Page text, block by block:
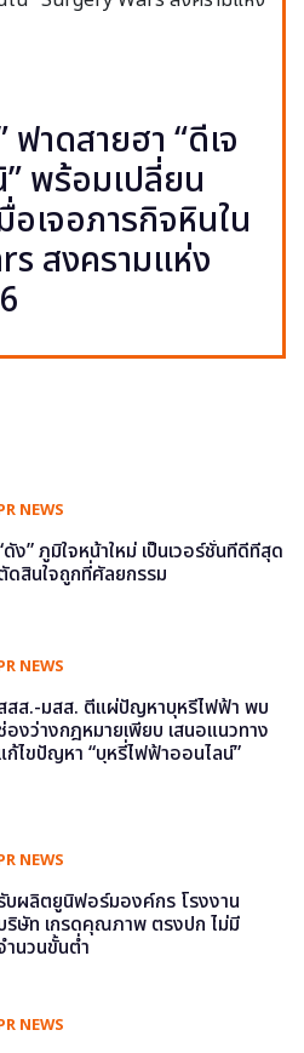
ฟาดสายฮา “ดีเจ
พร้อมเปลี่ยน
อเจอภารกิจหินใน
สงครามแห่ง
NEWS
ดัง” ภูมิใจหน้าใหม่ เป็นเวอร์ชั่นที่ดีที่สุด
ดสินใจถูกที่ศัลยกรรม
NEWS
สส.-มสส. ตีแผ่ปัญหาบุหรี่ไฟฟ้า พบ
องว่างกฎหมายเพียบ เสนอแนวทาง
ก้ไขปัญหา “บุหรี่ไฟฟ้าออนไลน์”
NEWS
บผลิตยูนิฟอร์มองค์กร โรงงาน
ริษัท เกรดคุณภาพ ตรงปก ไม่มี
ำนวนขั้นต่ำ
NEWS